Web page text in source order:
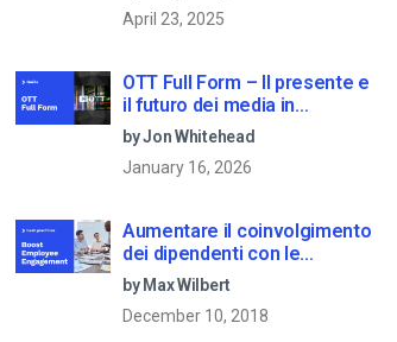
April 23, 2025
OTT Full Form – Il presente e
il futuro dei media in
streaming
by Jon Whitehead
January 16, 2026
Aumentare il coinvolgimento
dei dipendenti con le
comunicazioni aziendali in
live streaming
by Max Wilbert
December 10, 2018